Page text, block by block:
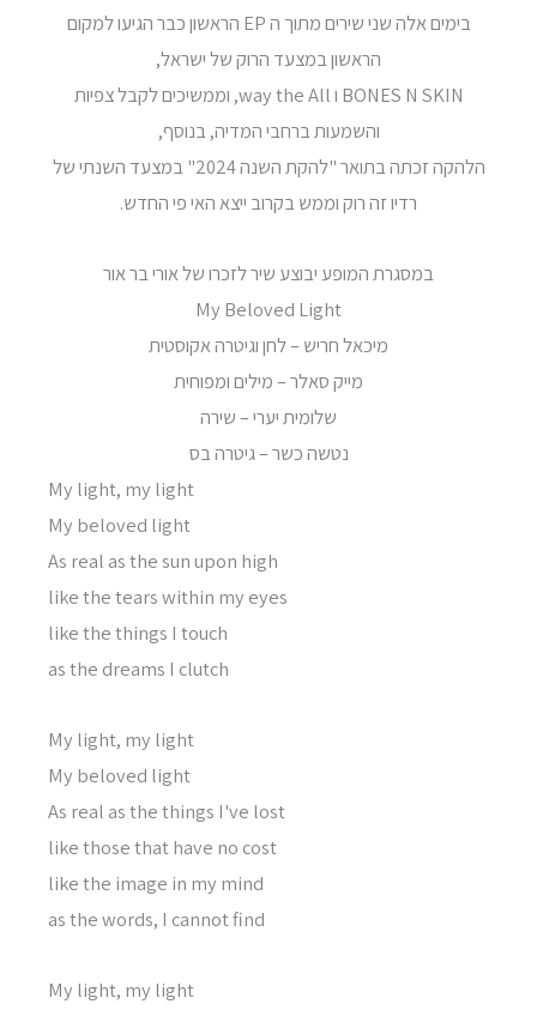
בימים אלה שני שירים מתוך ה EP הראשון כבר הגיעו למקום
הראשון במצעד הרוק של ישראל,
BONES N SKIN ו way the All, וממשיכים לקבל צפיות
והשמעות ברחבי המדיה, בנוסף,
הלהקה זכתה בתואר "להקת השנה 2024" במצעד השנתי של
רדיו זה רוק וממש בקרוב ייצא האי פי החדש.
במסגרת המופע יבוצע שיר לזכרו של אורי בר אור
My Beloved Light
מיכאל חריש – לחן וגיטרה אקוסטית
מייק סאלר – מילים ומפוחית
שלומית יערי – שירה
נטשה כשר – גיטרה בס
My light, my light
My beloved light
As real as the sun upon high
like the tears within my eyes
like the things I touch
as the dreams I clutch
My light, my light
My beloved light
As real as the things I've lost
like those that have no cost
like the image in my mind
as the words, I cannot find
My light, my light